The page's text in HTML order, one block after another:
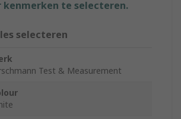
kenmerken te selecteren.
selecteren
Test & Measurement